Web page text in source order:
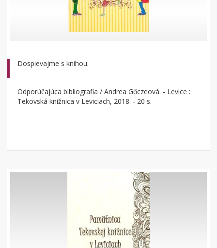
Dospievajme s knihou.
Odporúčajúca bibliografia / Andrea Gőczeová. - Levice :
Tekovská knižnica v Leviciach, 2018. - 20 s.